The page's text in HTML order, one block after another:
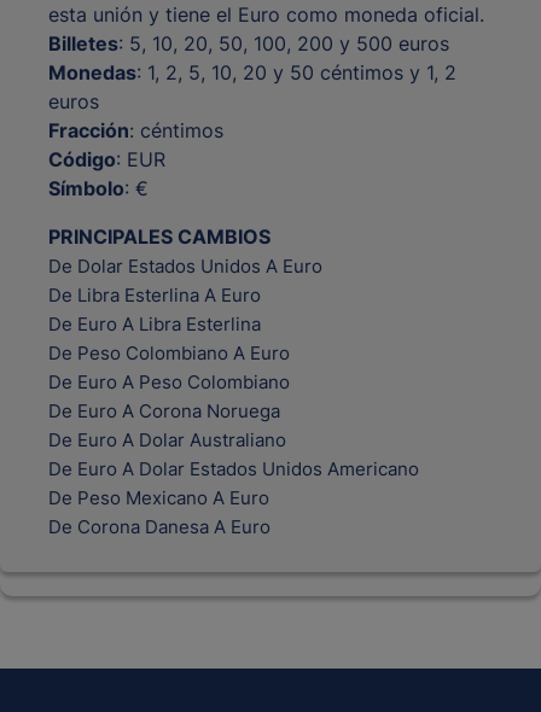
esta unión y tiene el Euro como moneda oficial.
Billetes: 5, 10, 20, 50, 100, 200 y 500 euros
Monedas: 1, 2, 5, 10, 20 y 50 céntimos y 1, 2
euros
Fracción: céntimos
Código: EUR
Símbolo: €
PRINCIPALES CAMBIOS
De Dolar Estados Unidos A Euro
De Libra Esterlina A Euro
De Euro A Libra Esterlina
De Peso Colombiano A Euro
De Euro A Peso Colombiano
De Euro A Corona Noruega
De Euro A Dolar Australiano
De Euro A Dolar Estados Unidos Americano
De Peso Mexicano A Euro
De Corona Danesa A Euro